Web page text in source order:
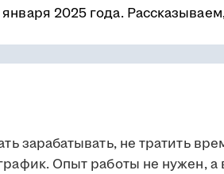
2025 года.
зарабатывать, не тратить
Опыт работы не нужен, а